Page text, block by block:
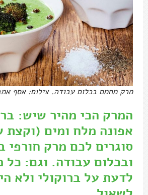
מרק מחמם בכלום עבודה. צילום: אסף
המרק הכי מהיר שיש:
אפונה מלח ומים (וקצת
סוגרים לכם מרק חורפי
ובכלום עבודה. וגם:
לדעת על ברוקולי ולא